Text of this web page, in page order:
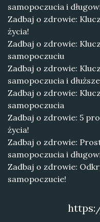
samopoczucia i
Zadbaj o zdrowie:
życia!
Zadbaj o zdrowie:
samopoczuciu
Zadbaj o zdrowie:
samopoczucia i
Zadbaj o zdrowie:
samopoczucia
Zadbaj o zdrowie: 5
życia!
Zadbaj o zdrowie:
samopoczucia i
Zadbaj o zdrowie:
samopoczucie!